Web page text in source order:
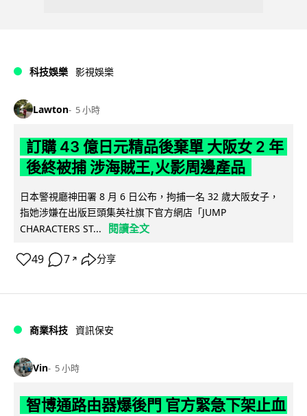
科技娛樂 影視娛樂
Lawton 5 小時
訂購 43 億日元精品後棄單 大阪女 2 年
後終被捕 涉海賊王,火影周邊產品
日本警視廳神田署 8 月 6 日公布，拘捕一名 32 歲大阪女子，
指她涉嫌在出版巨頭集英社旗下官方網店「JUMP
CHARACTERS ST...
閱讀全文
49 7 ↗ 分享
商業科技 資訊保安
Vin 5 小時
智博通路由器爆後門 官方緊急下架止血